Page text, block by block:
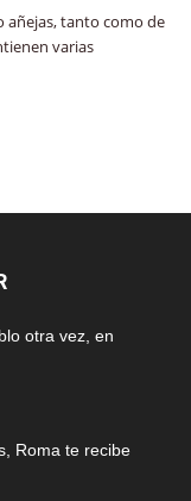
añejas, tanto como de
varias
otra vez, en
Roma te recibe